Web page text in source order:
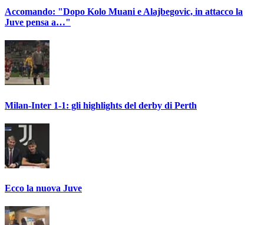
Accomando: "Dopo Kolo Muani e Alajbegovic, in attacco la
Juve pensa a…"
Milan-Inter 1-1: gli highlights del derby di Perth
Ecco la nuova Juve